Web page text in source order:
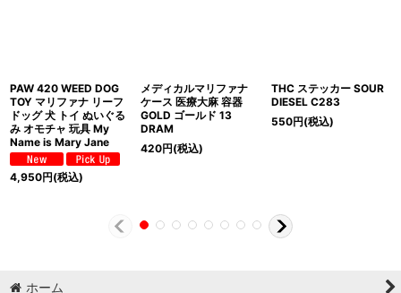
PAW 420 WEED DOG
TOY マリファナ リーフ
ドッグ 犬 トイ ぬいぐる
み オモチャ 玩具 My
Name is Mary Jane
4,950円(税込)
メディカルマリファナ
ケース 医療大麻 容器
GOLD ゴールド 13
DRAM
420円(税込)
THC ステッカー SOUR
DIESEL C283
550円(税込)
ホーム